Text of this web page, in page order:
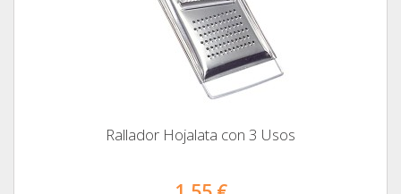
Rallador Hojalata con 3 Usos